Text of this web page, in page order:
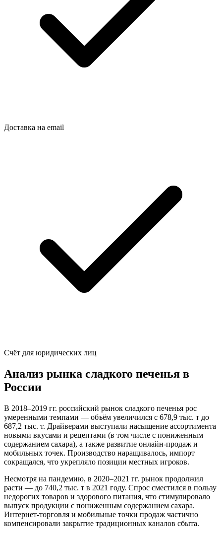
Доставка на email
Счёт для юридических лиц
Анализ рынка сладкого печенья в
России
В 2018–2019 гг. российский рынок сладкого печенья рос
умеренными темпами — объём увеличился с 678,9 тыс. т до
687,2 тыс. т. Драйверами выступали насыщение ассортимента
новыми вкусами и рецептами (в том числе с пониженным
содержанием сахара), а также развитие онлайн-продаж и
мобильных точек. Производство наращивалось, импорт
сокращался, что укрепляло позиции местных игроков.
Несмотря на пандемию, в 2020–2021 гг. рынок продолжил
расти — до 740,2 тыс. т в 2021 году. Спрос сместился в пользу
недорогих товаров и здорового питания, что стимулировало
выпуск продукции с пониженным содержанием сахара.
Интернет-торговля и мобильные точки продаж частично
компенсировали закрытие традиционных каналов сбыта.